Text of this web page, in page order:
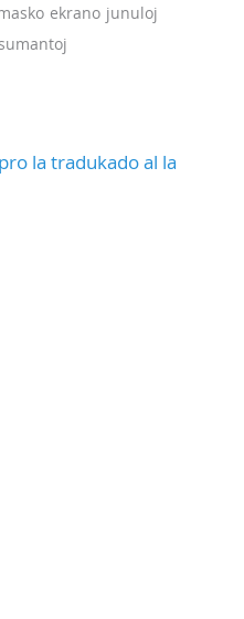
ekrano junuloj
la tradukado al la